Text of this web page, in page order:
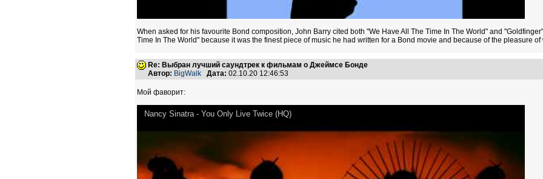
When asked for his favourite Bond composition, John Barry cited both "We Have All The Time In The World" and
Time In The World" because it was the finest piece of music he had written for a Bond movie and because of the pleasure
Re: Выбран лучший саундтрек к фильмам о Джеймсе Бонде
Автор: BigWalk Дата: 02.10.20 12:46:53
Мой фаворит:
Nancy Sinatra - You Only Live Twice (HQ)